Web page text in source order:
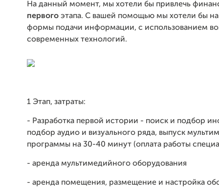
На данный момент, мы хотели бы привлечь
первого этапа. С вашей помощью мы хотели бы
формы подачи информации, с использованием
современных технологий.
1 Этап, затраты:
- Разработка первой истории - поиск и подбор
подбор аудио и визуального ряда, выпуск
программы на 30-40 минут (оплата работы
- аренда мультимедийного оборудования
- аренда помещения, размещение и настройка